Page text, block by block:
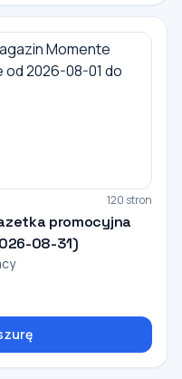
120 stron
promocyjna
08-31)